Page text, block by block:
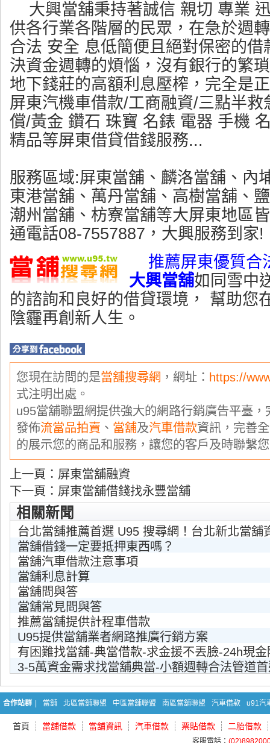
大興當舖秉持著誠信 親切 專業
供各行業各階層的民眾，在急於週
合法 安全 息低簡便且絕對保密的
決資金週轉的煩惱，沒有銀行的繁
地下錢莊的高額利息壓榨，完全是
屏東汽機車借款/工商融資/三點半
償/黃金 鑽石 珠寶 名錶 電器 手機
精品等屏東借貸借錢服務...
服務區域:屏東當舖、麟洛當舖、內
東港當舖、萬丹當舖、高樹當舖、
潮州當舖、枋寮當舖等大屏東地區
通電話08-7557887，大興服務到家!
推薦屏東優質合
大興當舖如同雪中
的諮詢和良好的借貸環境， 幫助您
陰霾再創新人生。
您現在訪問的是當舖搜尋網 ，網址： https://
式注明出處。
u95當舖聯盟網提供強大的網路行銷廣告平臺
發佈流當品拍賣 、 當舖及汽車借款資訊，完善
的展示您的商品和服務，讓您的客戶及時聯繫
上一頁： 屏東當舖融資
下一頁： 屏東當舖借錢找永豐當舖
相關新聞
台北當舖推薦首選 U95 搜尋網！台北新北當舖
當舖借錢一定要抵押東西嗎？
當舖汽車借款注意事項
當舖利息計算
當舖問與答
當舖常見問與答
推薦當舖提供計程車借款
U95提供當舖業者網路推廣行銷方案
有困難找當舖-典當借款-求金援不丟臉-24h現金
3-5萬資金需求找當舖典當-小額週轉合法管道
合作站群 當舖 北區當舖聯盟 中區當舖聯盟 南區當舖聯盟 汽車借款 u91汽
首頁 當舖借款 當舖資訊 汽車借款 票貼借款 二胎借款
客服電話：